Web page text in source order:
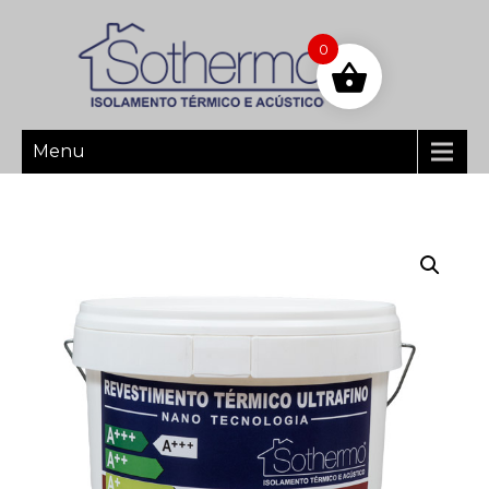
Menu
0